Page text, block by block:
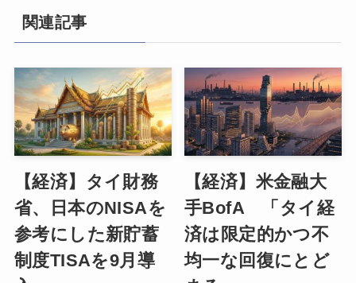
関連記事
【経済】タイ財務
省、日本のNISAを
参考にした新貯蓄
制度TISAを9月導
【経済】米金融大
手BofA 「タイ経
済は限定的かつ不
均一な回復にとど